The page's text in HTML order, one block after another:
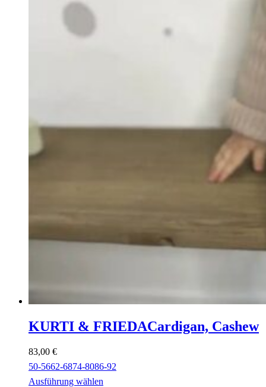
KURTI & FRIEDACardigan, Cashew
83,00 €
50-5662-6874-8086-92
Ausführung wählen